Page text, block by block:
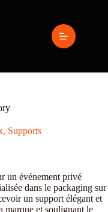
, Supports
un événement privé
dans le packaging sur
un support élégant et
marque et soulignant le